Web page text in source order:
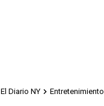
El Diario NY Entretenimiento